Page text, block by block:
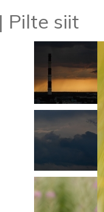
Pilte siit